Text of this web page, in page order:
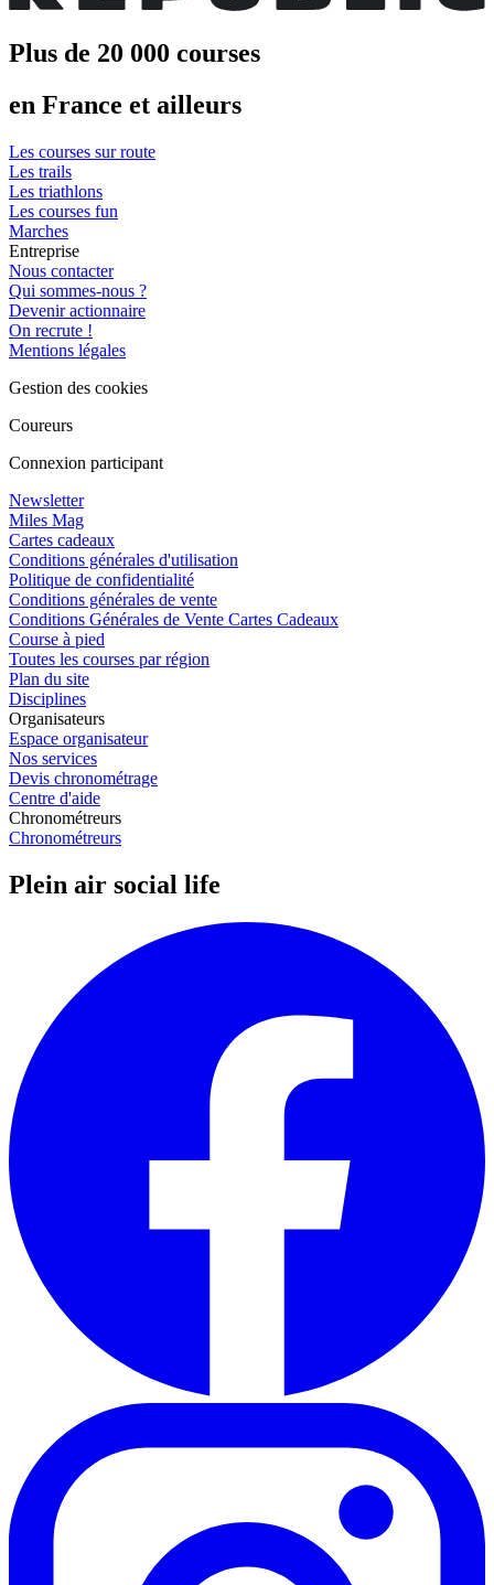
Plus de 20 000 courses
en France et ailleurs
Les courses sur route
Les trails
Les triathlons
Les courses fun
Marches
Entreprise
Nous contacter
Qui sommes-nous ?
Devenir actionnaire
On recrute !
Mentions légales
Gestion des cookies
Coureurs
Connexion participant
Newsletter
Miles Mag
Cartes cadeaux
Conditions générales d'utilisation
Politique de confidentialité
Conditions générales de vente
Conditions Générales de Vente Cartes Cadeaux
Course à pied
Toutes les courses par région
Plan du site
Disciplines
Organisateurs
Espace organisateur
Nos services
Devis chronométrage
Centre d'aide
Chronométreurs
Chronométreurs
Plein air social life